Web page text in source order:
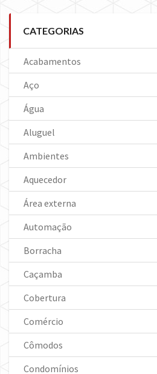
CATEGORIAS
Acabamentos
Aço
Água
Aluguel
Ambientes
Aquecedor
Área externa
Automação
Borracha
Caçamba
Cobertura
Comércio
Cômodos
Condomínios